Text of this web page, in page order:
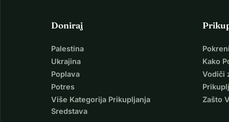
Doniraj
Palestina
Ukrajina
Poplava
Potres
Više Kategorija Prikupljanja
Sredstava
Kako
Vodiči
Zašto